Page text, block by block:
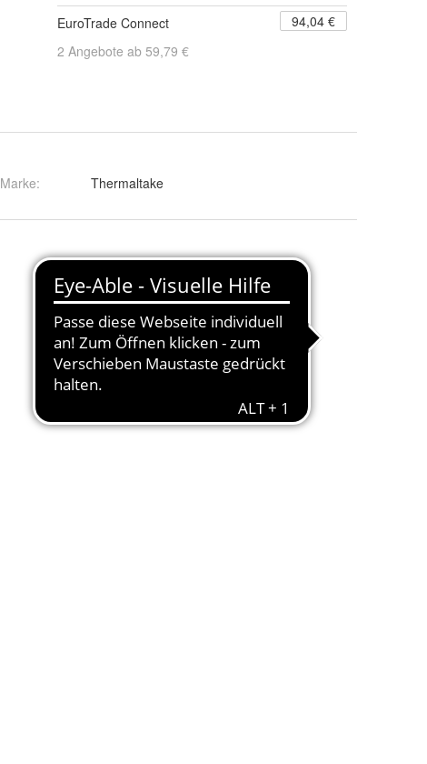
EuroTrade Connect
94,04 €
2 Angebote ab 59,79 €
Marke: Thermaltake